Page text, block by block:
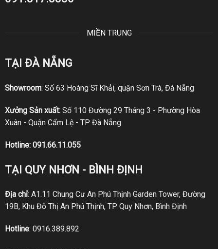
MIỀN TRUNG
TẠI ĐÀ NẴNG
Showroom: Số 63 Hoàng Sĩ Khải, quận Sơn Trà, Đà Nẵng
Xưởng Sản xuất:Số 110 Đường 29 Tháng 3 - Phường Hòa
Xuân - Quận Cẩm Lệ - TP Đà Nẵng
Hotline: 091.66.11.055
TẠI QUY NHƠN - BÌNH ĐỊNH
Địa chỉ: A1.11 Chung Cư An Phú Thịnh Garden Tower, Đường
19B, Khu Đô Thị An Phú Thịnh, TP Quy Nhơn, Bình Định
Hotline: 0916.389.892